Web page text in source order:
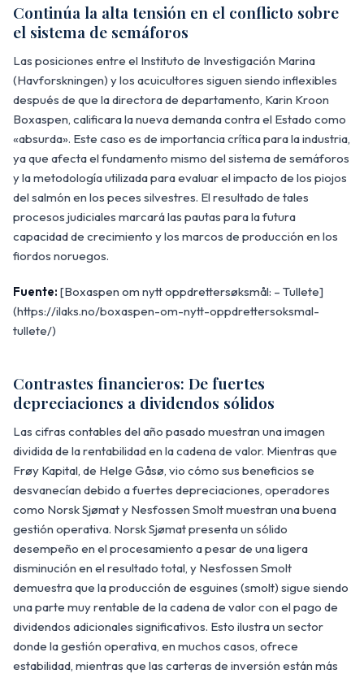
Continúa la alta tensión en el conflicto sobre
el sistema de semáforos
Las posiciones entre el Instituto de Investigación Marina
(Havforskningen) y los acuicultores siguen siendo inflexibles
después de que la directora de departamento, Karin Kroon
Boxaspen, calificara la nueva demanda contra el Estado como
«absurda». Este caso es de importancia crítica para la industria,
ya que afecta el fundamento mismo del sistema de semáforos
y la metodología utilizada para evaluar el impacto de los piojos
del salmón en los peces silvestres. El resultado de tales
procesos judiciales marcará las pautas para la futura
capacidad de crecimiento y los marcos de producción en los
fiordos noruegos.
Fuente: [Boxaspen om nytt oppdrettersøksmål: – Tullete]
(https://ilaks.no/boxaspen-om-nytt-oppdrettersoksmal-
tullete/)
Contrastes financieros: De fuertes
depreciaciones a dividendos sólidos
Las cifras contables del año pasado muestran una imagen
dividida de la rentabilidad en la cadena de valor. Mientras que
Frøy Kapital, de Helge Gåsø, vio cómo sus beneficios se
desvanecían debido a fuertes depreciaciones, operadores
como Norsk Sjømat y Nesfossen Smolt muestran una buena
gestión operativa. Norsk Sjømat presenta un sólido
desempeño en el procesamiento a pesar de una ligera
disminución en el resultado total, y Nesfossen Smolt
demuestra que la producción de esguines (smolt) sigue siendo
una parte muy rentable de la cadena de valor con el pago de
dividendos adicionales significativos. Esto ilustra un sector
donde la gestión operativa, en muchos casos, ofrece
estabilidad, mientras que las carteras de inversión están más